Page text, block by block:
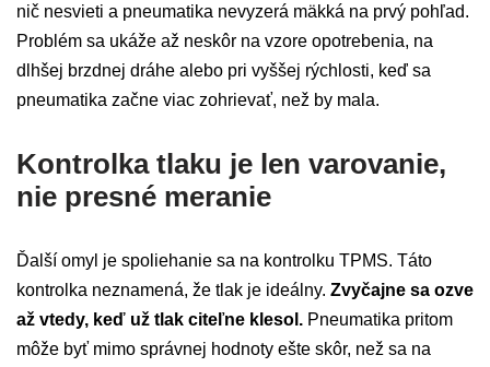
nič nesvieti a pneumatika nevyzerá mäkká na prvý pohľad.
Problém sa ukáže až neskôr na vzore opotrebenia, na
dlhšej brzdnej dráhe alebo pri vyššej rýchlosti, keď sa
pneumatika začne viac zohrievať, než by mala.
Kontrolka tlaku je len varovanie,
nie presné meranie
Ďalší omyl je spoliehanie sa na kontrolku TPMS. Táto
kontrolka neznamená, že tlak je ideálny. Zvyčajne sa ozve
až vtedy, keď už tlak citeľne klesol. Pneumatika pritom
môže byť mimo správnej hodnoty ešte skôr, než sa na